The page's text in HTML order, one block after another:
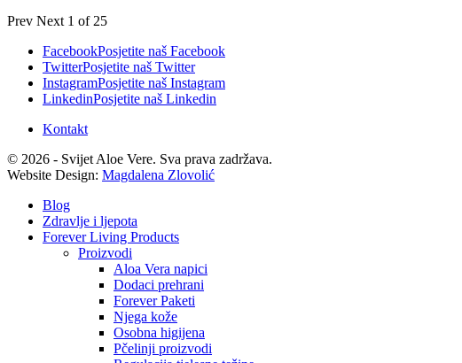
Prev Next 1 of 25
FacebookPosjetite naš Facebook
TwitterPosjetite naš Twitter
InstagramPosjetite naš Instagram
LinkedinPosjetite naš Linkedin
Kontakt
© 2026 - Svijet Aloe Vere. Sva prava zadržava.
Website Design: Magdalena Zlovolić
Blog
Zdravlje i ljepota
Forever Living Products
Proizvodi
Aloa Vera napici
Dodaci prehrani
Forever Paketi
Njega kože
Osobna higijena
Pčelinji proizvodi